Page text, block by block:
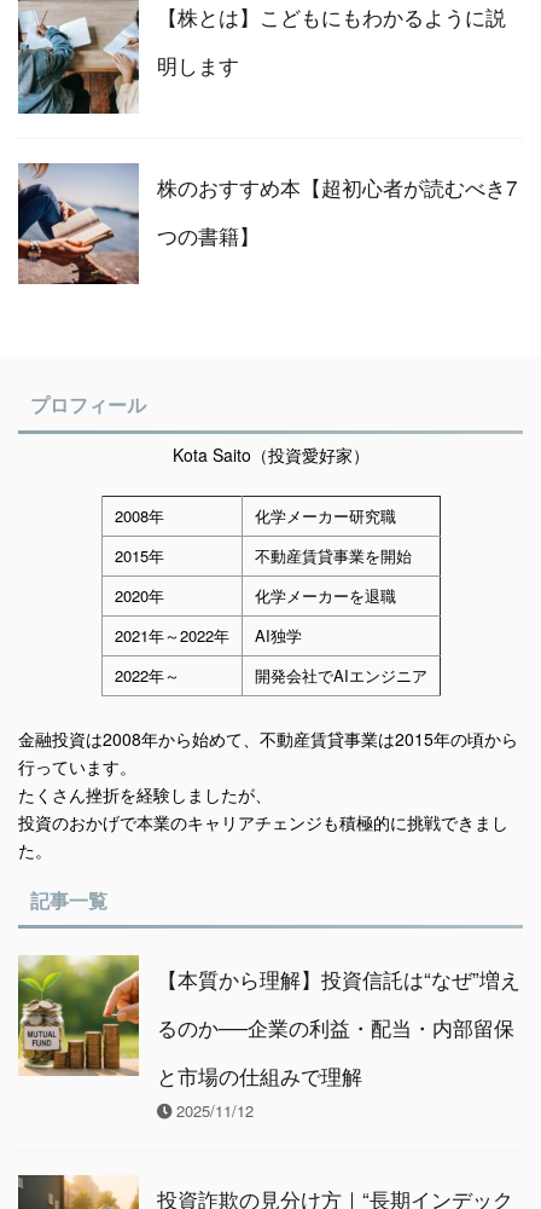
【株とは】こどもにもわかるように説
明します
株のおすすめ本【超初心者が読むべき7
つの書籍】
プロフィール
Kota Saito（投資愛好家）
2008年
化学メーカー研究職
2015年
不動産賃貸事業を開始
2020年
化学メーカーを退職
2021年～2022年
AI独学
2022年～
開発会社でAIエンジニア
金融投資は2008年から始めて、不動産賃貸事業は2015年の頃から
行っています。
たくさん挫折を経験しましたが、
投資のおかげで本業のキャリアチェンジも積極的に挑戦できまし
た。
記事一覧
【本質から理解】投資信託は“なぜ”増え
るのか──企業の利益・配当・内部留保
と市場の仕組みで理解
2025/11/12
投資詐欺の見分け方｜“長期インデック